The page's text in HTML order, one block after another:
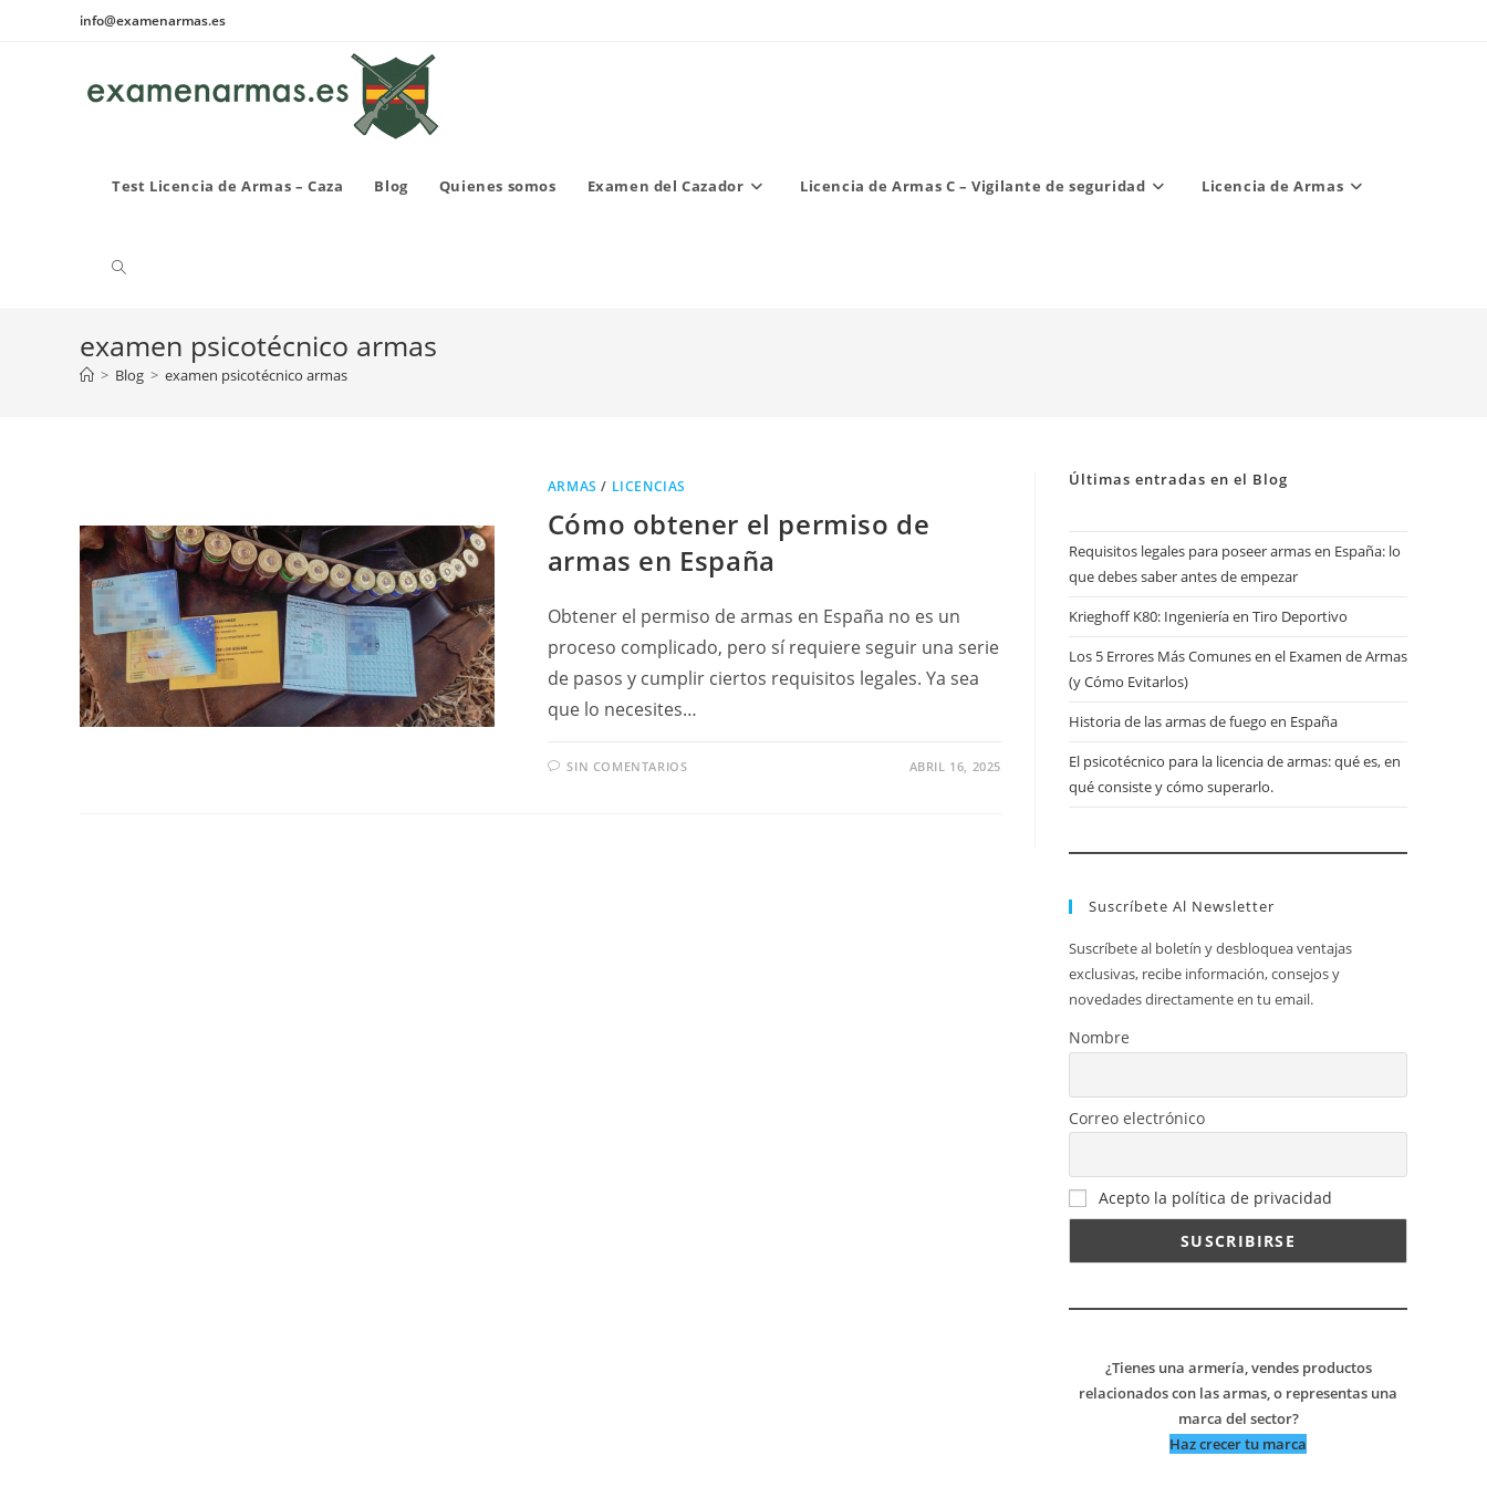
info@examenarmas.es
Test Licencia de Armas – Caza Blog Quienes somos Examen del Cazador Licencia de Armas C – Vigilante de seguridad Licencia de Armas
Alternar
búsqueda
web
examen psicotécnico armas
> Blog > examen psicotécnico armas
ARMAS / LICENCIAS
Cómo obtener el permiso de
armas en España
Obtener el permiso de armas en España no es un
proceso complicado, pero sí requiere seguir una serie
de pasos y cumplir ciertos requisitos legales. Ya sea
que lo necesites…
SIN COMENTARIOS ABRIL 16, 2025
Últimas entradas en el Blog
Requisitos legales para poseer armas en España: lo
que debes saber antes de empezar
Krieghoff K80: Ingeniería en Tiro Deportivo
Los 5 Errores Más Comunes en el Examen de Armas
(y Cómo Evitarlos)
Historia de las armas de fuego en España
El psicotécnico para la licencia de armas: qué es, en
qué consiste y cómo superarlo.
Suscríbete Al Newsletter
Suscríbete al boletín y desbloquea ventajas
exclusivas, recibe información, consejos y
novedades directamente en tu email.
Nombre
Correo electrónico
Acepto la política de privacidad
¿Tienes una armería, vendes productos
relacionados con las armas, o representas una
marca del sector?
Haz crecer tu marca